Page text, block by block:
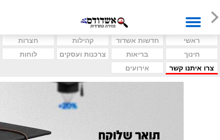
ראשי חדשות אשדוד קהילות
חצרות
חינוך
בריאות צרכנות ועסקים
לוחות
צרו איתנו קשר
אירועים